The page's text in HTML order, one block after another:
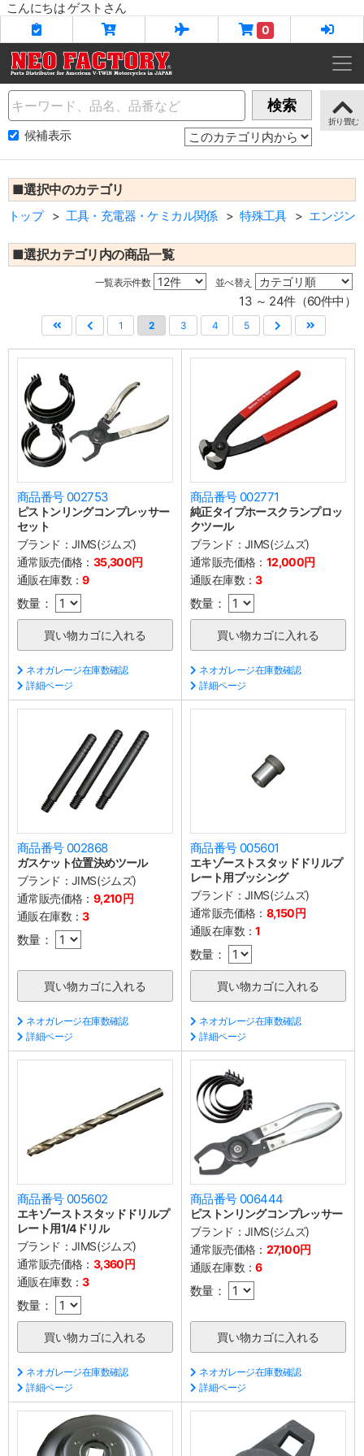
こんにちは ゲストさん
0
Name 検索
候補表示
■選択中のカテゴリ
トップ 工具・充電器・ケミカル関係 特殊工具 エンジン
■選択カテゴリ内の商品一覧
一覧表示件数 並べ替え
13 ～ 24件（60件中）
1 2 3 4 5
商品番号 002753
ピストンリングコンプレッサー
セット
ブランド： JIMS(ジムズ)
通常販売価格： 35,300円
通販在庫数：9
数量：
ネオガレージ在庫数確認
詳細ページ
商品番号 002771
純正タイプホースクランプロッ
クツール
ブランド： JIMS(ジムズ)
通常販売価格： 12,000円
通販在庫数：3
数量：
ネオガレージ在庫数確認
詳細ページ
商品番号 002868
ガスケット位置決めツール
ブランド： JIMS(ジムズ)
通常販売価格： 9,210円
通販在庫数：3
数量：
ネオガレージ在庫数確認
詳細ページ
商品番号 005601
エキゾーストスタッドドリルプ
レート用ブッシング
ブランド： JIMS(ジムズ)
通常販売価格： 8,150円
通販在庫数：1
数量：
ネオガレージ在庫数確認
詳細ページ
商品番号 005602
エキゾーストスタッドドリルプ
レート用1/4ドリル
ブランド： JIMS(ジムズ)
通常販売価格： 3,360円
通販在庫数：3
数量：
ネオガレージ在庫数確認
詳細ページ
商品番号 006444
ピストンリングコンプレッサー
ブランド： JIMS(ジムズ)
通常販売価格： 27,100円
通販在庫数：6
数量：
ネオガレージ在庫数確認
詳細ページ